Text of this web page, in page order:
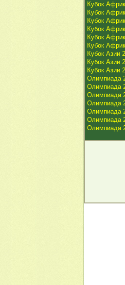
Кубок
Кубок
Кубок
Кубок
Кубок
Кубок
Кубок Азии
Кубок Азии
Кубок Азии
Олимпиада
Олимпиада
Олимпиада
Олимпиада
Олимпиада
Олимпиада
Олимпиада